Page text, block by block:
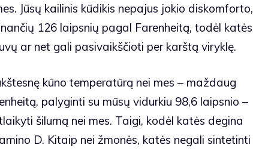
Jūsų kailinis kūdikis nepajus jokio diskomforto,
126 laipsnių pagal Farenheitą, todėl katės
ar net gali pasivaikščioti per karštą viryklę.
kūno temperatūrą nei mes – maždaug
palyginti su mūsų vidurkiu 98,6 laipsnio –
šilumą nei mes. Taigi, kodėl katės degina
D. Kitaip nei žmonės, katės negali sintetinti